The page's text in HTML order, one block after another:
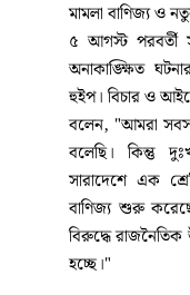
মামলা বাণিজ্য ও
৫ আগস্ট পরবর্তী
অনাকাঙ্ক্ষিত
হুইপ। বিচার ও
বলেন, "আমরা
বলেছি। কিন্তু
সারাদেশে এক
বাণিজ্য শুরু
বিরুদ্ধে রাজনৈতিক
হচ্ছে।"